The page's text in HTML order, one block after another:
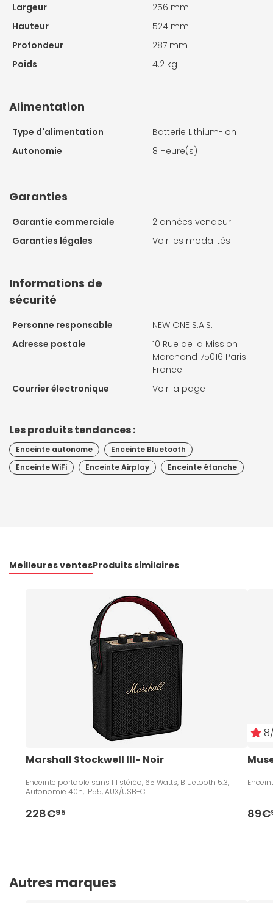
Largeur
256 mm
Hauteur
524 mm
Profondeur
287 mm
Poids
4.2 kg
Alimentation
Type d'alimentation
Batterie Lithium-ion
Autonomie
8 Heure(s)
Garanties
Garantie commerciale
2 années vendeur
Garanties légales
Voir les modalités
Informations de
sécurité
Personne responsable
NEW ONE S.A.S.
Adresse postale
10 Rue de la Mission
Marchand 75016 Paris
France
Courrier électronique
Voir la page
Les produits tendances :
Enceinte autonome
Enceinte Bluetooth
Enceinte WiFi
Enceinte Airplay Enceinte étanche
Meilleures ventesProduits similaires
Marshall Stockwell III- Noir
Enceinte portable sans fil stéréo, 65 Watts, Bluetooth 5.3,
Autonomie 40h, IP55, AUX/USB-C
228€95 89€
Autres marques